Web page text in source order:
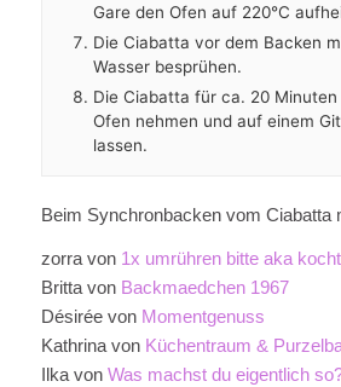
Gare den Ofen auf 220°C
Die Ciabatta vor dem Backen
Wasser besprühen.
Die Ciabatta für ca. 20
Ofen nehmen und auf einem
lassen.
Beim Synchronbacken vom Ciabatta
zorra von 1x umrühren bitte aka
Britta von Backmaedchen 1967
Désirée von Momentgenuss
Kathrina von Küchentraum &
Ilka von Was machst du eigentlich